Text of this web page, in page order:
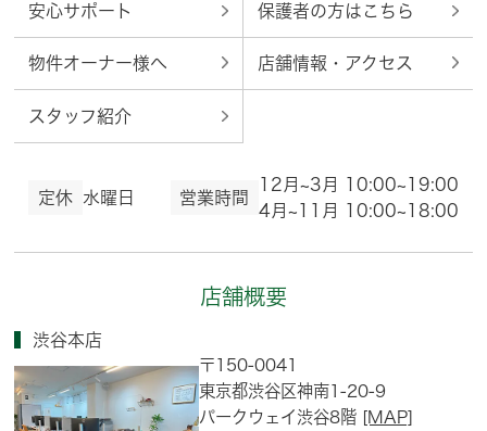
安心サポート 保護者の方はこちら
物件オーナー様へ 店舗情報・アクセス
スタッフ紹介
定休 水曜日 営業時間
12月~3月 10:00~19:00
4月~11月 10:00~18:00
店舗概要
渋谷本店
〒150-0041
東京都渋谷区神南1-20-9
パークウェイ渋谷8階 [MAP]